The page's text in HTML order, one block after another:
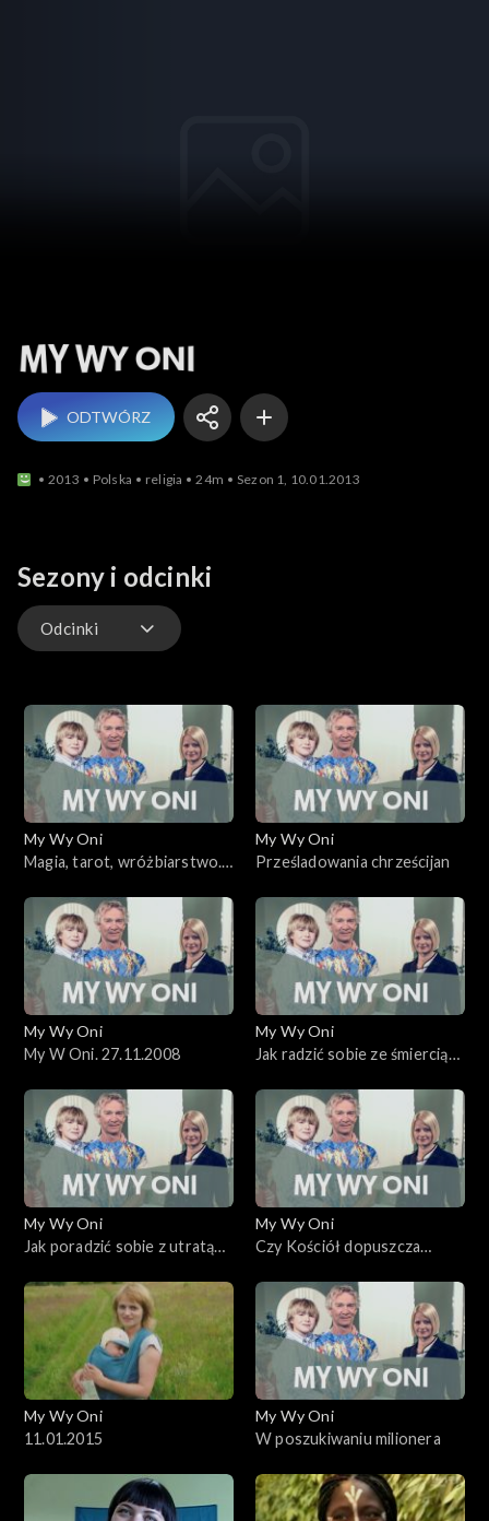
ODTWÓRZ
2013 Polska religia 24m Sezon 1, 10.01.2013
Sezony i odcinki
Odcinki
My Wy Oni
Magia, tarot, wróżbiarstwo.
My Wy Oni
Prześladowania chrześcijan
My Wy Oni
My W Oni. 27.11.2008
My Wy Oni
Jak radzić sobie ze śmiercią
My Wy Oni
Jak poradzić sobie z utratą
My Wy Oni
Czy Kościół dopuszcza
pochówku.
My Wy Oni
11.01.2015
My Wy Oni
W poszukiwaniu milionera